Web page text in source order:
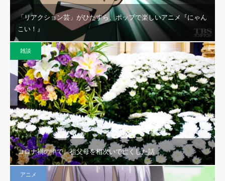
「リアクション芸」がひたすら、ポップで楽しいアニメ『にゃん
こい！』
雑談
コロナ禍の中で、祖父母を相次いで亡くした話
アニメ